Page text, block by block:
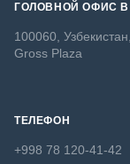
ГОЛОВНОЙ ОФИС
100060,
Gross Plaza
ТЕЛЕФОН
+998 78 120-41-42